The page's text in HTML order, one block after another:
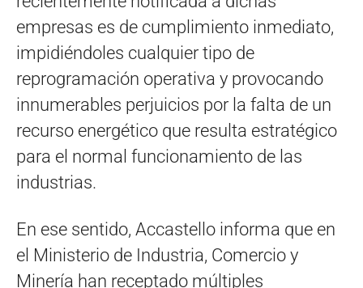
empresas es de cumplimiento inmediato,
impidiéndoles cualquier tipo de
reprogramación operativa y provocando
innumerables perjuicios por la falta de un
recurso energético que resulta estratégico
para el normal funcionamiento de las
industrias.
En ese sentido, Accastello informa que en
el Ministerio de Industria, Comercio y
Minería han receptado múltiples